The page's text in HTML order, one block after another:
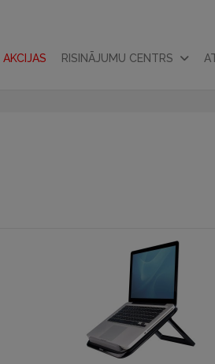
AKCIJAS RISINĀJUMU CENTRS